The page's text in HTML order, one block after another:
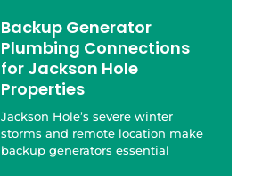
Backup Generator
Plumbing Connections
for Jackson Hole
Properties
Jackson Hole’s severe winter
storms and remote location make
backup generators essential